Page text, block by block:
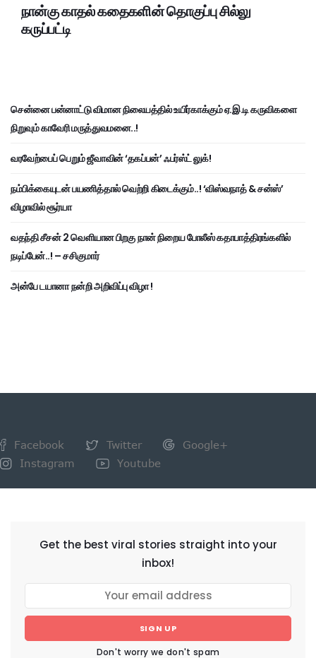
நான்கு காதல் கதைகளின் தொகுப்பு சில்லு
கருப்பட்டி
சென்னை பன்னாட்டு விமான நிலையத்தில் உயிர்காக்கும் ஏ.இ.டி கருவிகளை
நிறுவும் காவேரி மருத்துவமனை..!
வரவேற்பைப் பெறும் ஜீவாவின் ‘தகப்பன்’ ஃபர்ஸ்ட் லுக்!
நம்பிக்கையுடன் பயணித்தால் வெற்றி கிடைக்கும்..! ‘விஸ்வநாத் & சன்ஸ்’
விழாவில் சூர்யா
வதந்தி சீசன் 2 வெளியான பிறகு நான் நிறைய போலீஸ் கதாபாத்திரங்களில்
நடிப்பேன்..! – சசிகுமார்
அன்பே டயானா நன்றி அறிவிப்பு விழா !
Facebook Twitter
Google+
Instagram
Youtube
Get the best viral stories straight into your
inbox!
SIGN UP
Don't worry we don't spam